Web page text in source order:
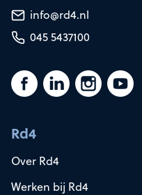
info@rd4.nl
045 5437100
Rd4
Over Rd4
Werken bij Rd4